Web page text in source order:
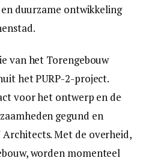
duurzame ontwikkeling
van het Torengebouw
het PURP-2-project.
voor het ontwerp en de
gegund en
Met de overheid,
worden momenteel